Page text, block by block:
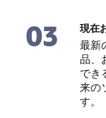
03 現在
最新
品、
でき
来の
す。